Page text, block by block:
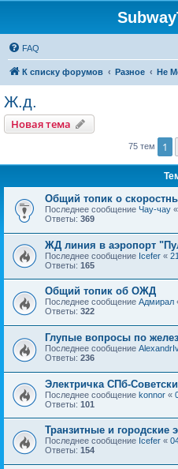
FAQ
К списку форумов Разное Не
Ж.д.
Новая тема
75 тем 1
Общий топик о
Последнее сообщение Чау-чау «
Ответы: 369
ЖД линия в аэропорт
Последнее сообщение Icefer «
Ответы: 165
Общий топик об ОЖД
Последнее сообщение Адмирал
Ответы: 322
Глупые вопросы по
Последнее сообщение
Ответы: 236
Электричка СПб-
Последнее сообщение konnor «
Ответы: 101
Транзитные и городские
Последнее сообщение Icefer «
Ответы: 154